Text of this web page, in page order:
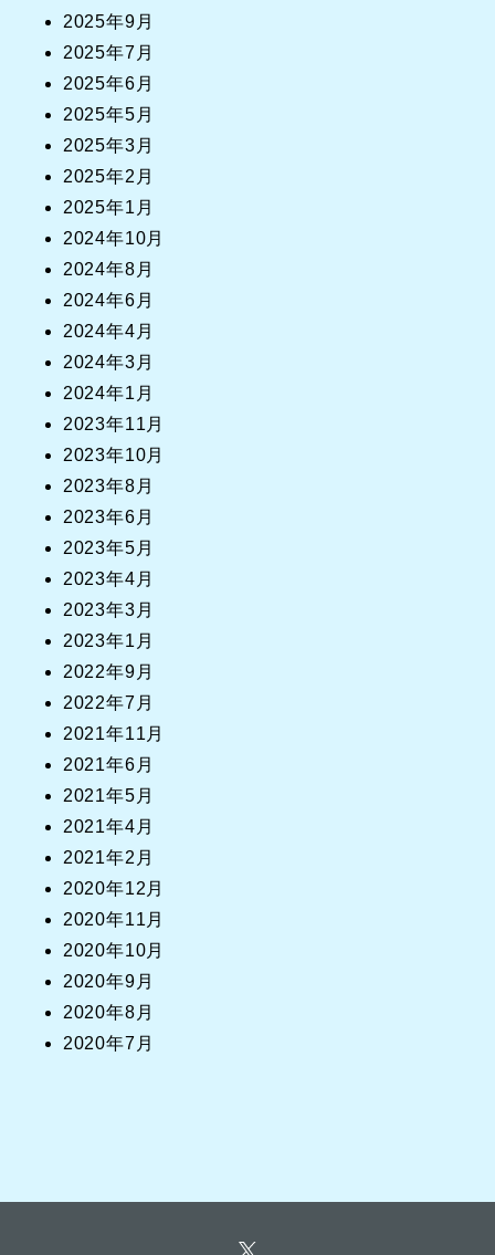
2025年9月
2025年7月
2025年6月
2025年5月
2025年3月
2025年2月
2025年1月
2024年10月
2024年8月
2024年6月
2024年4月
2024年3月
2024年1月
2023年11月
2023年10月
2023年8月
2023年6月
2023年5月
2023年4月
2023年3月
2023年1月
2022年9月
2022年7月
2021年11月
2021年6月
2021年5月
2021年4月
2021年2月
2020年12月
2020年11月
2020年10月
2020年9月
2020年8月
2020年7月